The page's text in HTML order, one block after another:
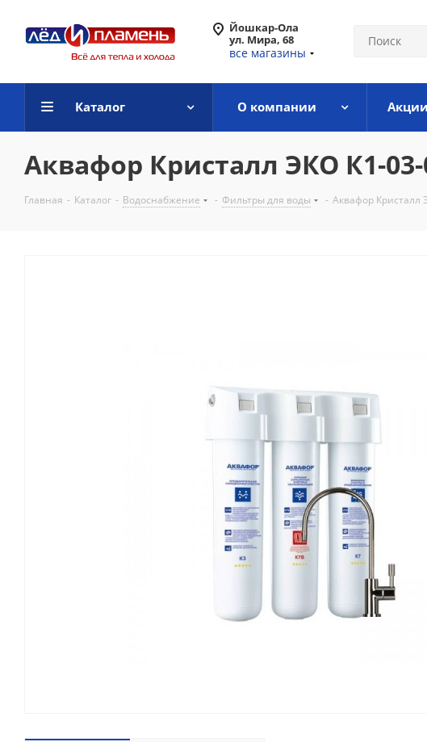
Йошкар-Ола
ул. Мира, 68
все магазины
Каталог О компании Акции
Аквафор Кристалл ЭКО К1-03-
Главная - Каталог - Водоснабжение - Фильтры для воды - Аквафор Кристалл